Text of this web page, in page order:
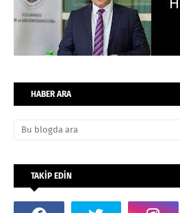
HABER ARA
TAKİP EDİN